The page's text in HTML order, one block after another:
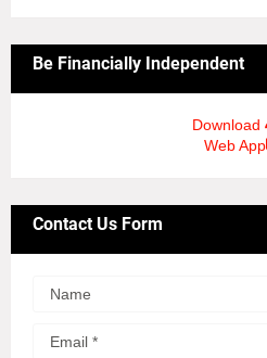
Be Financially Independent
Download
Web App
Contact Us Form